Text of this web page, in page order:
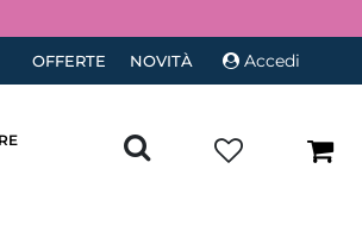
OFFERTE NOVITÀ Accedi